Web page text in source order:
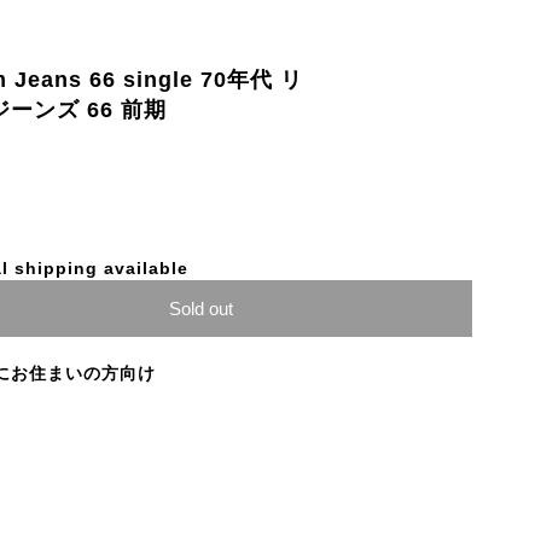
66 single 70年代 リ
ーンズ 66 前期
shipping available
Sold out
お住まいの方向け